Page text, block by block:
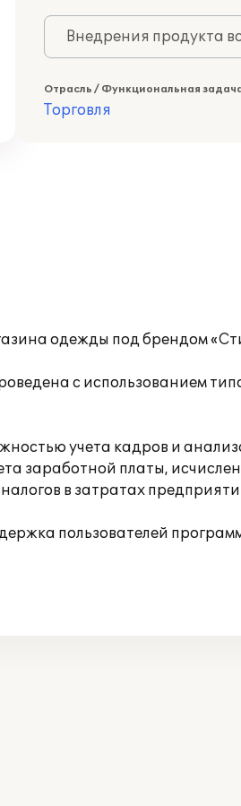
Внедрения продукта
Отрасль / Функциональная
Торговля
одежды под брендом
с использованием
учета кадров и
заработной платы,
в затратах
пользователей